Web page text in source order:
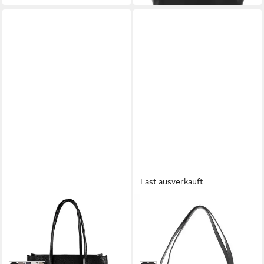
Shopper Myrtha
ab 240,00 € 335,00 €
in 2-3 Werktagen bei dir
Fast ausverkauft
Schultertasche Estelle
UVP 270,00 €
in 2-3 Werktagen bei dir